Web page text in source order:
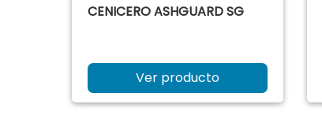
CENICERO ASHGUARD SG
Ver producto